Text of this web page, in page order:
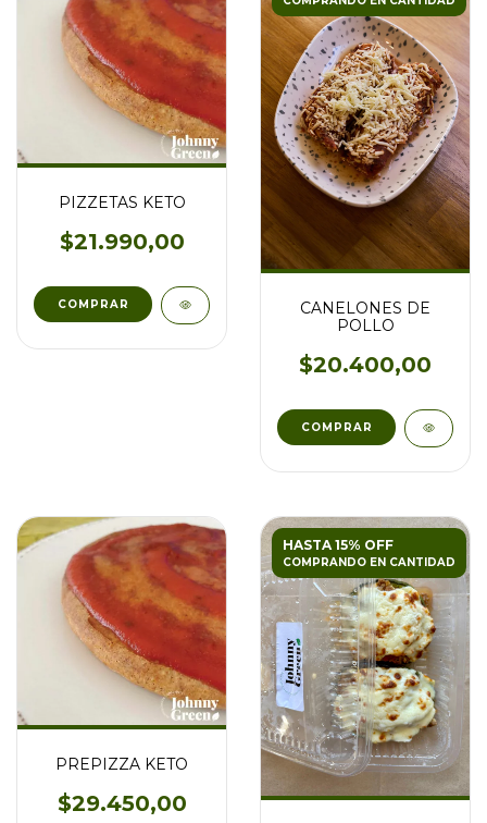
PIZZETAS KETO
$21.990,00
CANELONES DE
POLLO
$20.400,00
PREPIZZA KETO
$29.450,00
HASTA 15% OFF
COMPRANDO EN CANTIDAD